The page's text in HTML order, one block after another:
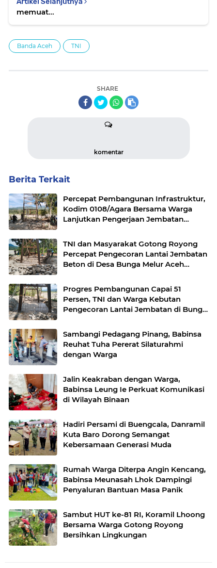
memuat...
Banda Aceh TNI
SHARE
komentar
Berita Terkait
Percepat Pembangunan Infrastruktur,
Kodim 0108/Agara Bersama Warga
Lanjutkan Pengerjaan Jembatan
Tenggara
TNI dan Masyarakat Gotong Royong
Percepat Pengecoran Lantai Jembatan
Beton di Desa Bunga Melur Aceh
Progres Pembangunan Capai 51
Persen, TNI dan Warga Kebutan
Pengecoran Lantai Jembatan di Bunga
Sambangi Pedagang Pinang, Babinsa
Reuhat Tuha Pererat Silaturahmi
dengan Warga
Jalin Keakraban dengan Warga,
Babinsa Leung Ie Perkuat Komunikasi
di Wilayah Binaan
Hadiri Persami di Buengcala, Danramil
Kuta Baro Dorong Semangat
Kebersamaan Generasi Muda
Rumah Warga Diterpa Angin Kencang,
Babinsa Meunasah Lhok Dampingi
Penyaluran Bantuan Masa Panik
Sambut HUT ke-81 RI, Koramil Lhoong
Bersama Warga Gotong Royong
Bersihkan Lingkungan